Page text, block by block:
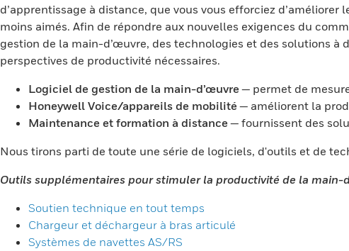
d’apprentissage à distance, que vous vous efforciez
moins aimés. Afin de répondre aux nouvelles exigences du
gestion de la main-d’œuvre, des technologies et des solutions à
perspectives de productivité nécessaires.
Logiciel de gestion de la main-d’œuvre — permet de
Honeywell Voice/appareils de mobilité — améliorent la
Maintenance et formation à distance — fournissent des
Nous tirons parti de toute une série de logiciels, d'outils et de
Outils supplémentaires pour stimuler la productivité de la main-
Soutien technique en tout temps
Chargeur et déchargeur à bras articulé
Systèmes de navettes AS/RS